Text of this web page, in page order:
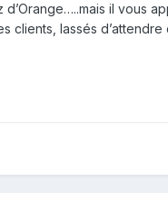
il vous
lassés d’attendre